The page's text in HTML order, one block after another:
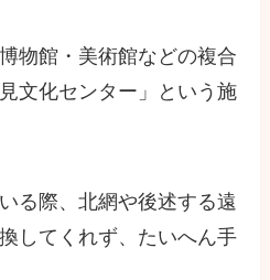
物館・美術館などの複合
文化センター」という施
る際、北網や後述する遠
してくれず、たいへん手